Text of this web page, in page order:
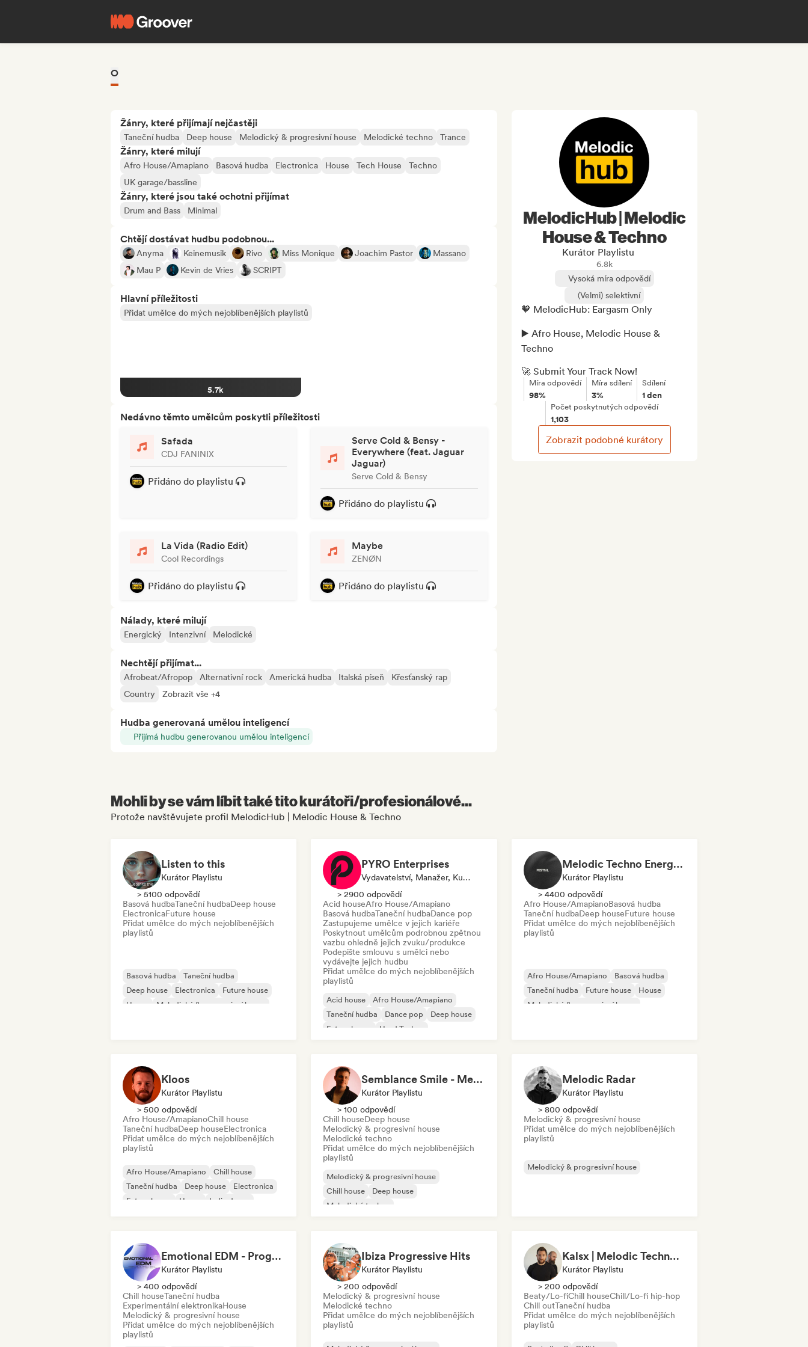
O
Žánry, které přijímají nejčastěji
Taneční hudba Deep house Melodický & progresivní house Melodické techno Trance
Žánry, které milují
Afro House/Amapiano Basová hudba Electronica House Tech House
Techno
UK garage/bassline
Žánry, které jsou také ochotni přijímat
Drum and Bass Minimal
Chtějí dostávat hudbu podobnou...
Anyma Keinemusik Rivo Miss Monique Joachim Pastor
Massano
Mau P
Kevin de Vries SCRIPT
Hlavní příležitosti
Přidat umělce do mých nejoblíbenějších playlistů
5.7k
Nedávno těmto umělcům poskytli příležitosti
Safada
CDJ FANINIX
Přidáno do playlistu
Serve Cold & Bensy -
Everywhere (feat. Jaguar
Jaguar)
Serve Cold & Bensy
Přidáno do playlistu
La Vida (Radio Edit)
Cool Recordings
Přidáno do playlistu
Maybe
ZENØN
Přidáno do playlistu
Nálady, které milují
Energický Intenzivní Melodické
Nechtějí přijímat...
Afrobeat/Afropop Alternativní rock Americká hudba Italská píseň
Křesťanský rap
Country
Zobrazit vše +4
Hudba generovaná umělou inteligencí
Přijímá hudbu generovanou umělou inteligencí
MelodicHub | Melodic
House & Techno
Kurátor Playlistu
6.8k
Vysoká míra odpovědí
(Velmi) selektivní
🧡 MelodicHub: Eargasm Only
▶️ Afro House, Melodic House &
Techno
🚀 Submit Your Track Now!
Míra odpovědí
98%
Míra sdílení
3%
Sdílení
1 den
Počet poskytnutých odpovědí
1,103
Zobrazit podobné kurátory
Mohli by se vám líbit také tito kurátoři/profesionálové...
Protože navštěvujete profil MelodicHub | Melodic House & Techno
Listen to this
Kurátor Playlistu
> 5100 odpovědí
Basová hudbaTaneční hudbaDeep house
ElectronicaFuture house
Přidat umělce do mých nejoblíbenějších
playlistů
Basová hudba
Taneční hudba
Deep house
Electronica
Future house
House
Melodický & progresivní house
PYRO Enterprises
Vydavatelství, Manažer, Kurátor Playlistu, Zvukový Expert
> 2900 odpovědí
Acid houseAfro House/Amapiano
Basová hudbaTaneční hudbaDance pop
Zastupujeme umělce v jejich kariéře
Poskytnout umělcům podrobnou zpětnou
vazbu ohledně jejich zvuku/produkce
Podepište smlouvu s umělci nebo
vydávejte jejich hudbu
Přidat umělce do mých nejoblíbenějších
playlistů
Acid house
Afro House/Amapiano
Taneční hudba
Dance pop
Deep house
Future house
Hard Techno
Melodic Techno Energy/ EDM Energy/Techno Masters
Kurátor Playlistu
> 4400 odpovědí
Afro House/AmapianoBasová hudba
Taneční hudbaDeep houseFuture house
Přidat umělce do mých nejoblíbenějších
playlistů
Afro House/Amapiano
Basová hudba
Taneční hudba
Future house
House
Melodický & progresivní house
Kloos
Kurátor Playlistu
> 500 odpovědí
Afro House/AmapianoChill house
Taneční hudbaDeep houseElectronica
Přidat umělce do mých nejoblíbenějších
playlistů
Afro House/Amapiano
Chill house
Taneční hudba
Deep house
Electronica
Future house
House Indie dance
Semblance Smile - Melodic Journeys 🌑
Kurátor Playlistu
> 100 odpovědí
Chill houseDeep house
Melodický & progresivní house
Melodické techno
Přidat umělce do mých nejoblíbenějších
playlistů
Melodický & progresivní house
Chill house
Deep house
Melodické techno
Melodic Radar
Kurátor Playlistu
> 800 odpovědí
Melodický & progresivní house
Přidat umělce do mých nejoblíbenějších
playlistů
Melodický & progresivní house
Emotional EDM - Progressive House / Festival House / Chill Progressive House
Kurátor Playlistu
> 400 odpovědí
Chill houseTaneční hudba
Experimentální elektronikaHouse
Melodický & progresivní house
Přidat umělce do mých nejoblíbenějších
playlistů
Ibiza Progressive Hits
Kurátor Playlistu
> 200 odpovědí
Melodický & progresivní house
Melodické techno
Přidat umělce do mých nejoblíbenějších
playlistů
Kalsx | Melodic Techno | House | Lofi
Kurátor Playlistu
> 200 odpovědí
Beaty/Lo-fiChill houseChill/Lo-fi hip-hop
Chill outTaneční hudba
Přidat umělce do mých nejoblíbenějších
playlistů